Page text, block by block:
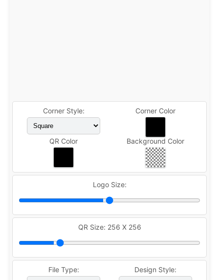
Corner Style: Corner Color
QR Color Background Color
Logo Size:
QR Size: 256 X 256
File Type: Design Style: